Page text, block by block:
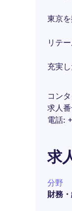
東京
リテ
充実
コン
求人
電話
求
分野
財務